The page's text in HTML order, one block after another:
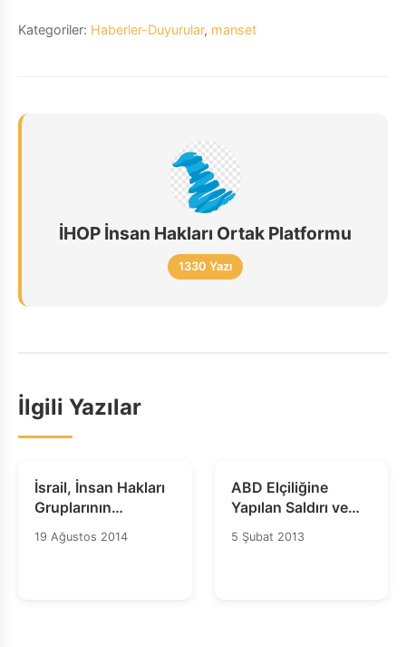
Kategoriler: Haberler-Duyurular, manset
İHOP İnsan Hakları Ortak Platformu
1330 Yazı
İlgili Yazılar
İsrail, İnsan Hakları
Gruplarının
Gazze'ye Erişimini
Sağla
19 Ağustos 2014
ABD Elçiliğine
Yapılan Saldırı ve
Wernike Korsakof
Sendromu Hastaları
5 Şubat 2013